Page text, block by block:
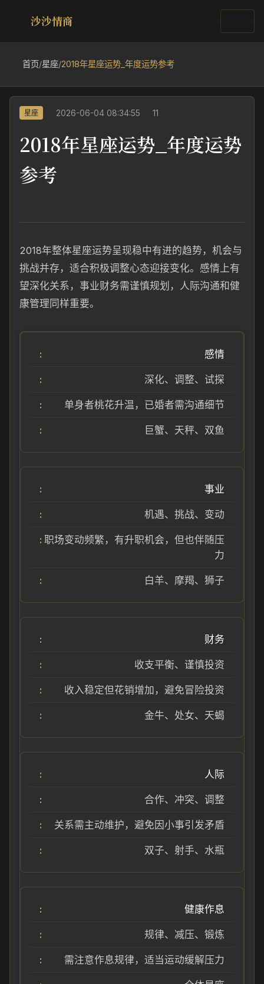
沙沙情商
首页/星座/2018年星座运势_年度运势参考
星座 2026-06-04 08:34:55 11
2018年星座运势_年度运势
参考
2018年整体星座运势呈现稳中有进的趋势，机会与
挑战并存，适合积极调整心态迎接变化。感情上有
望深化关系，事业财务需谨慎规划，人际沟通和健
康管理同样重要。
感情
深化、调整、试探
单身者桃花升温，已婚者需沟通细节
巨蟹、天秤、双鱼
事业
机遇、挑战、变动
职场变动频繁，有升职机会，但也伴随压
力
白羊、摩羯、狮子
财务
收支平衡、谨慎投资
收入稳定但花销增加，避免冒险投资
金牛、处女、天蝎
人际
合作、冲突、调整
关系需主动维护，避免因小事引发矛盾
双子、射手、水瓶
健康作息
规律、减压、锻炼
需注意作息规律，适当运动缓解压力